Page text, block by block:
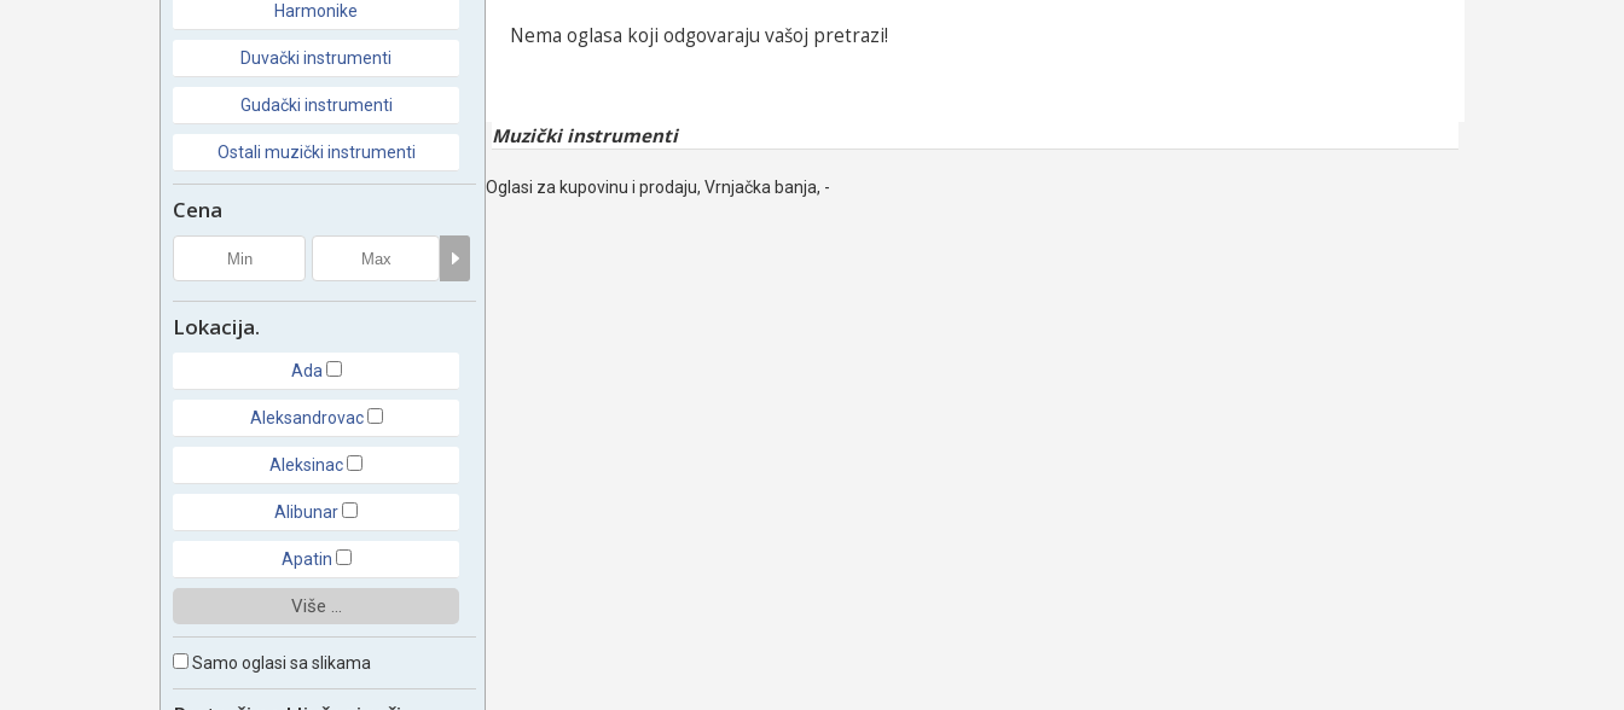
Harmonike
Duvački instrumenti
Gudački instrumenti
Ostali muzički instrumenti
Cena
Lokacija.
Ada
Aleksandrovac
Aleksinac
Alibunar
Apatin
Više ...
Samo oglasi sa slikama
Nema oglasa koji odgovaraju vašoj pretrazi!
Muzički instrumenti
Oglasi za kupovinu i prodaju, Vrnjačka banja, -